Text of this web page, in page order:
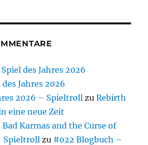
Spiel des Jahres 2026
des Jahres 2026
2026 – Spieltroll zuRebirth
eine neue Zeit
Karmas and the Curse of
Spieltroll zu #022 Blogbuch –